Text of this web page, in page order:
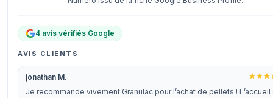
4 avis vérifiés Google
AVIS CLIENTS
jonathan M.
Je recommande vivement Granulac pour l’achat de pellets ! L’accueil